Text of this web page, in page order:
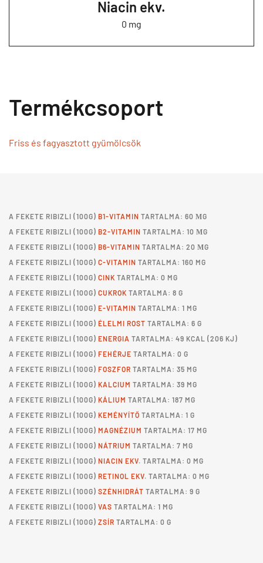
Niacin ekv.
0 mg
Termékcsoport
Friss és fagyasztott gyümölcsök
A FEKETE RIBIZLI (100G) B1-VITAMIN TARTALMA: 60 ΜG
A FEKETE RIBIZLI (100G) B2-VITAMIN TARTALMA: 10 ΜG
A FEKETE RIBIZLI (100G) B6-VITAMIN TARTALMA: 20 ΜG
A FEKETE RIBIZLI (100G) C-VITAMIN TARTALMA: 160 MG
A FEKETE RIBIZLI (100G) CINK TARTALMA: 0 MG
A FEKETE RIBIZLI (100G) CUKROK TARTALMA: 8 G
A FEKETE RIBIZLI (100G) E-VITAMIN TARTALMA: 1 MG
A FEKETE RIBIZLI (100G) ÉLELMI ROST TARTALMA: 6 G
A FEKETE RIBIZLI (100G) ENERGIA TARTALMA: 49 KCAL (206 KJ)
A FEKETE RIBIZLI (100G) FEHÉRJE TARTALMA: 0 G
A FEKETE RIBIZLI (100G) FOSZFOR TARTALMA: 35 MG
A FEKETE RIBIZLI (100G) KALCIUM TARTALMA: 39 MG
A FEKETE RIBIZLI (100G) KÁLIUM TARTALMA: 187 MG
A FEKETE RIBIZLI (100G) KEMÉNYÍTŐ TARTALMA: 1 G
A FEKETE RIBIZLI (100G) MAGNÉZIUM TARTALMA: 17 MG
A FEKETE RIBIZLI (100G) NÁTRIUM TARTALMA: 7 MG
A FEKETE RIBIZLI (100G) NIACIN EKV. TARTALMA: 0 MG
A FEKETE RIBIZLI (100G) RETINOL EKV. TARTALMA: 0 MG
A FEKETE RIBIZLI (100G) SZÉNHIDRÁT TARTALMA: 9 G
A FEKETE RIBIZLI (100G) VAS TARTALMA: 1 MG
A FEKETE RIBIZLI (100G) ZSÍR TARTALMA: 0 G